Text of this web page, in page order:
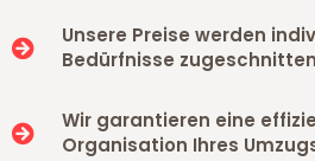
Unsere Preise werden
Bedürfnisse
Wir garantieren eine
Organisation Ihres